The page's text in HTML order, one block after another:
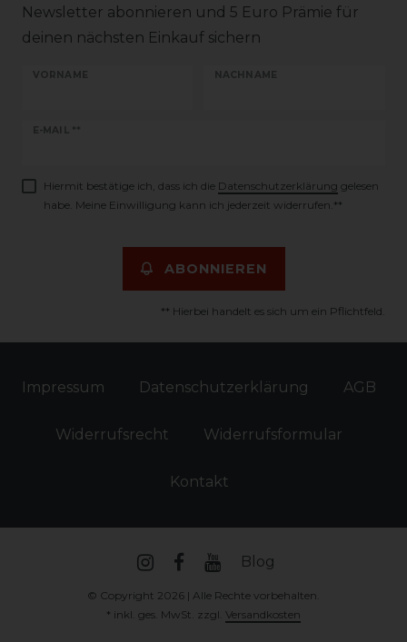
Newsletter abonnieren und 5 Euro Prämie für
deinen nächsten Einkauf sichern
VORNAME NACHNAME
E-MAIL **
Newsletter
Hiermit bestätige ich, dass ich die Daten­schutz­erklärung gelesen
habe. Meine Einwilligung kann ich jederzeit widerrufen.**
ABONNIEREN
** Hierbei handelt es sich um ein Pflichtfeld.
Impressum Daten­schutz­erklärung AGB
Widerrufs­recht Widerrufs­formular
Kontakt
Blog
© Copyright 2026 | Alle Rechte vorbehalten.
* inkl. ges. MwSt. zzgl. Versandkosten